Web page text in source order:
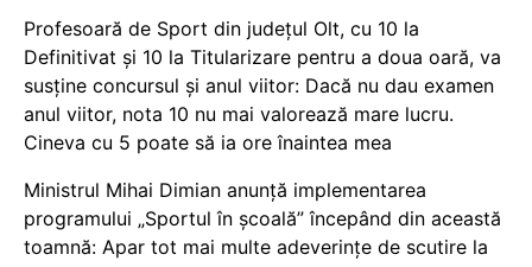
Profesoară de Sport din județul Olt, cu 10 la
Definitivat și 10 la Titularizare pentru a doua oară, va
susține concursul și anul viitor: Dacă nu dau examen
anul viitor, nota 10 nu mai valorează mare lucru.
Cineva cu 5 poate să ia ore înaintea mea
Ministrul Mihai Dimian anunță implementarea
programului „Sportul în școală” începând din această
toamnă: Apar tot mai multe adeverințe de scutire la